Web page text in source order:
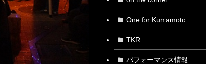
One for Kumamoto
TKR
パフォーマンス情報